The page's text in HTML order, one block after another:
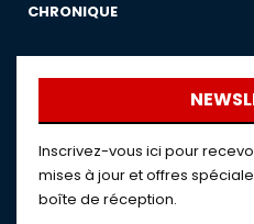
CHRONIQUE
Inscrivez-vous ici pour
mises à jour et offres
boîte de réception.